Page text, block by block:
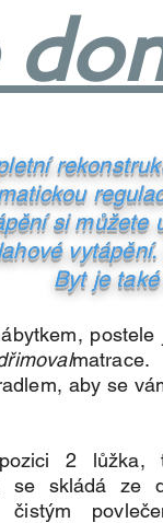
si můžete
Byt je
postele
matrace.
aby se
2 lůžka,
se skládá ze